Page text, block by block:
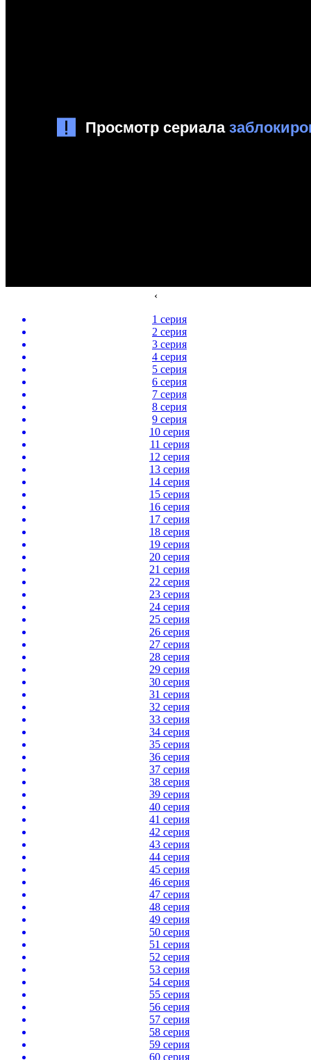
‹
1 серия
2 серия
3 серия
4 серия
5 серия
6 серия
7 серия
8 серия
9 серия
10 серия
11 серия
12 серия
13 серия
14 серия
15 серия
16 серия
17 серия
18 серия
19 серия
20 серия
21 серия
22 серия
23 серия
24 серия
25 серия
26 серия
27 серия
28 серия
29 серия
30 серия
31 серия
32 серия
33 серия
34 серия
35 серия
36 серия
37 серия
38 серия
39 серия
40 серия
41 серия
42 серия
43 серия
44 серия
45 серия
46 серия
47 серия
48 серия
49 серия
50 серия
51 серия
52 серия
53 серия
54 серия
55 серия
56 серия
57 серия
58 серия
59 серия
60 серия